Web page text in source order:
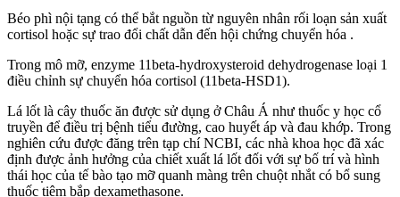
Béo phì nội tạng có thể bắt nguồn từ nguyên nhân rối loạn sản xuất
cortisol hoặc sự trao đổi chất dẫn đến hội chứng chuyển hóa .
Trong mô mỡ, enzyme 11beta-hydroxysteroid dehydrogenase loại 1
điều chỉnh sự chuyển hóa cortisol (11beta-HSD1).
Lá lốt là cây thuốc ăn được sử dụng ở Châu Á như thuốc y học cổ
truyền để điều trị bệnh tiểu đường, cao huyết áp và đau khớp. Trong
nghiên cứu được đăng trên tạp chí NCBI, các nhà khoa học đã xác
định được ảnh hưởng của chiết xuất lá lốt đối với sự bố trí và hình
thái học của tế bào tạo mỡ quanh màng trên chuột nhắt có bổ sung
thuốc tiêm bắp dexamethasone.